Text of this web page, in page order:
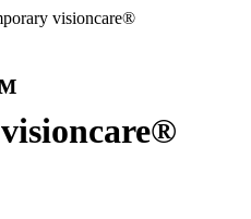
visioncare®